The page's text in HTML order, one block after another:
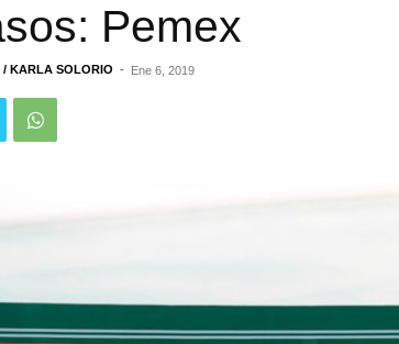
Pemex
/ KARLA SOLORIO - Ene 6, 2019